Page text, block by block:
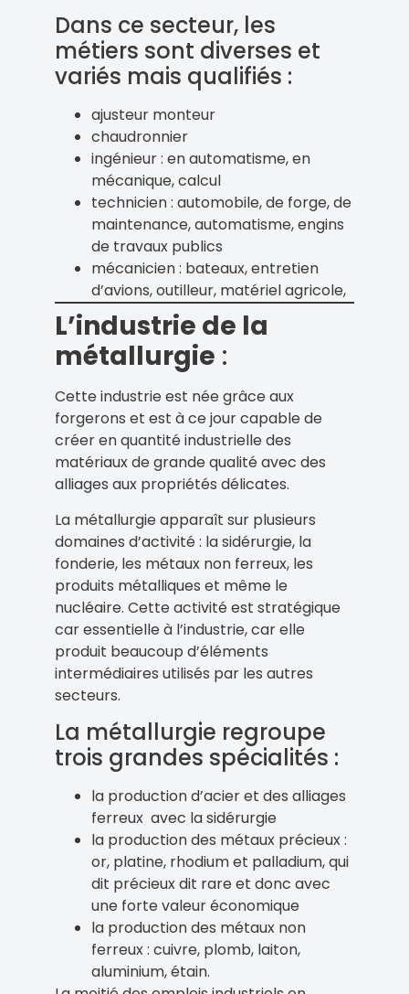
Dans ce secteur, les
métiers sont diverses et
variés mais qualifiés :
ajusteur monteur
chaudronnier
ingénieur : en automatisme, en
mécanique, calcul
technicien : automobile, de forge, de
maintenance, automatisme, engins
de travaux publics
mécanicien : bateaux, entretien
d’avions, outilleur, matériel agricole,
L’industrie de la
métallurgie :
Cette industrie est née grâce aux
forgerons et est à ce jour capable de
créer en quantité industrielle des
matériaux de grande qualité avec des
alliages aux propriétés délicates.
La métallurgie apparaît sur plusieurs
domaines d’activité : la sidérurgie, la
fonderie, les métaux non ferreux, les
produits métalliques et même le
nucléaire. Cette activité est stratégique
car essentielle à l’industrie, car elle
produit beaucoup d’éléments
intermédiaires utilisés par les autres
secteurs.
La métallurgie regroupe
trois grandes spécialités :
la production d’acier et des alliages
ferreux avec la sidérurgie
la production des métaux précieux :
or, platine, rhodium et palladium, qui
dit précieux dit rare et donc avec
une forte valeur économique
la production des métaux non
ferreux : cuivre, plomb, laiton,
aluminium, étain.